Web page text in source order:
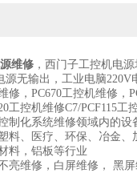
维修 ，西门子工控机电
源无输出，工业电脑
，PC670工控机维修，
工控机维修C7/PCF115
制化系统维修领域内的
料、医疗、环保、冶金
料，铝板等行业
亮维修，白屏维修， 黑